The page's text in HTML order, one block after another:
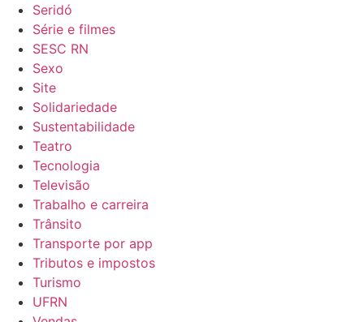
Seridó
Série e filmes
SESC RN
Sexo
Site
Solidariedade
Sustentabilidade
Teatro
Tecnologia
Televisão
Trabalho e carreira
Trânsito
Transporte por app
Tributos e impostos
Turismo
UFRN